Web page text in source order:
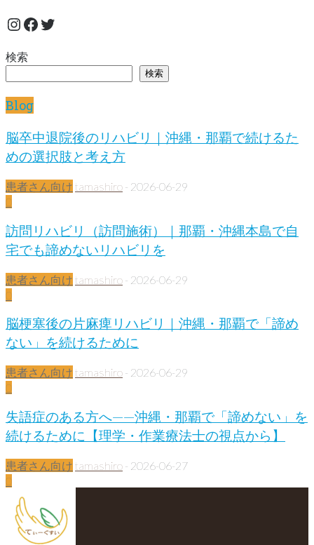
Instagram
Facebook
Twitter
検索
検索
Blog
脳卒中退院後のリハビリ｜沖縄・那覇で続けるた
めの選択肢と考え方
患者さん向け tamashiro - 2026-06-29
0
訪問リハビリ（訪問施術）｜那覇・沖縄本島で自
宅でも諦めないリハビリを
患者さん向け tamashiro - 2026-06-29
0
脳梗塞後の片麻痺リハビリ｜沖縄・那覇で「諦め
ない」を続けるために
患者さん向け tamashiro - 2026-06-29
0
失語症のある方へ——沖縄・那覇で「諦めない」を
続けるために【理学・作業療法士の視点から】
患者さん向け tamashiro - 2026-06-27
0